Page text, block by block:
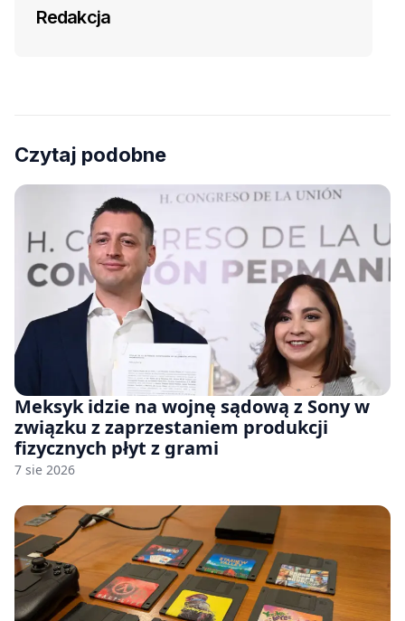
Redakcja
Czytaj podobne
Meksyk idzie na wojnę sądową z Sony w
związku z zaprzestaniem produkcji
fizycznych płyt z grami
7 sie 2026